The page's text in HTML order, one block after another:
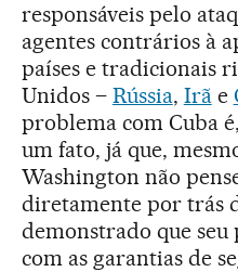
responsáveis pelo
agentes contrários à
países e tradicionais
Unidos – Rússia, Irãe
problema com Cuba
um fato, já que,
Washington não
diretamente por trás
demonstrado que seu
com as garantias de